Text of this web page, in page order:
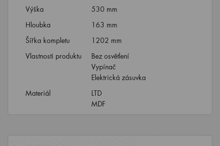
Výška
530 mm
Hloubka
163 mm
Šířka kompletu
1202 mm
Vlastnosti produktu
Bez osvětlení
Vypínač
Elektrická zásuvka
Materiál
LTD
MDF